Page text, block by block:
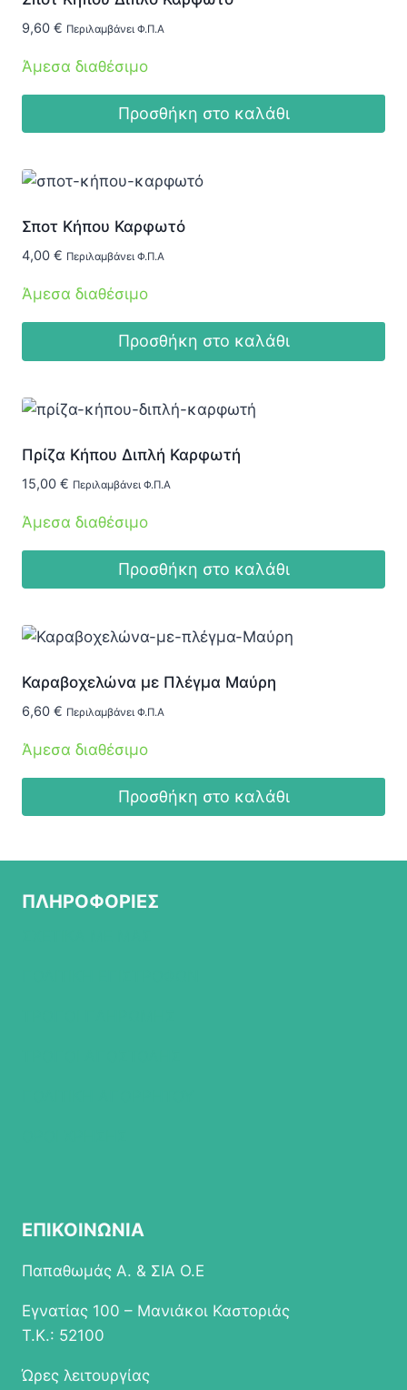
9,60 € Περιλαμβάνει Φ.Π.Α
Άμεσα διαθέσιμο
Προσθήκη στο καλάθι
Σποτ Κήπου Καρφωτό
4,00 € Περιλαμβάνει Φ.Π.Α
Άμεσα διαθέσιμο
Προσθήκη στο καλάθι
Πρίζα Κήπου Διπλή Καρφωτή
15,00 € Περιλαμβάνει Φ.Π.Α
Άμεσα διαθέσιμο
Προσθήκη στο καλάθι
Καραβοχελώνα με Πλέγμα Μαύρη
6,60 € Περιλαμβάνει Φ.Π.Α
Άμεσα διαθέσιμο
Προσθήκη στο καλάθι
ΠΛΗΡΟΦΟΡΙΕΣ
ΕΠΙΚΟΙΝΩΝΙΑ
Παπαθωμάς Α. & ΣΙΑ Ο.Ε
Εγνατίας 100 – Μανιάκοι Καστοριάς
Τ.Κ.: 52100
Ώρες λειτουργίας